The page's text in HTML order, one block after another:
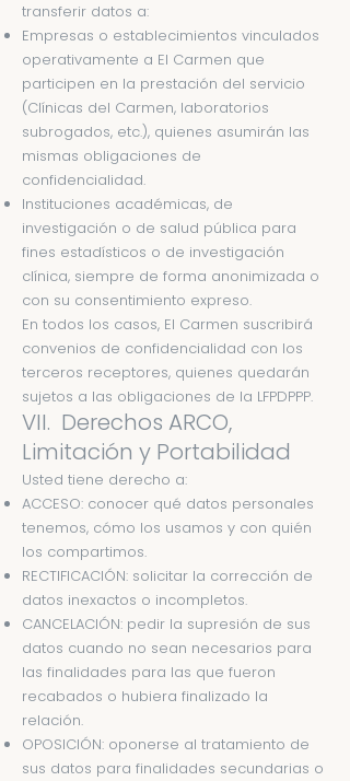
transferir datos a:
Empresas o establecimientos vinculados
operativamente a El Carmen que
participen en la prestación del servicio
(Clínicas del Carmen, laboratorios
subrogados, etc.), quienes asumirán las
mismas obligaciones de
confidencialidad.
Instituciones académicas, de
investigación o de salud pública para
fines estadísticos o de investigación
clínica, siempre de forma anonimizada o
con su consentimiento expreso.
En todos los casos, El Carmen suscribirá
convenios de confidencialidad con los
terceros receptores, quienes quedarán
sujetos a las obligaciones de la LFPDPPP.
VII. Derechos ARCO,
Limitación y Portabilidad
Usted tiene derecho a:
ACCESO: conocer qué datos personales
tenemos, cómo los usamos y con quién
los compartimos.
RECTIFICACIÓN: solicitar la corrección de
datos inexactos o incompletos.
CANCELACIÓN: pedir la supresión de sus
datos cuando no sean necesarios para
las finalidades para las que fueron
recabados o hubiera finalizado la
relación.
OPOSICIÓN: oponerse al tratamiento de
sus datos para finalidades secundarias o